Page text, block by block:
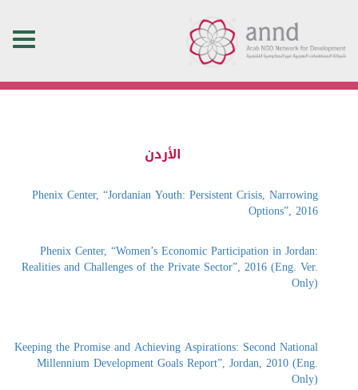
Toggle
navigation
الأردن
Phenix Center, “Jordanian Youth: Persistent Crisis, Narrowing
Options”, 2016
Phenix Center, “Women’s Economic Participation in Jordan:
Realities and Challenges of the Private Sector”, 2016 (Eng. Ver.
Keeping the Promise and Achieving Aspirations: Second National
Millennium Development Goals Report”, Jordan, 2010 (Eng.